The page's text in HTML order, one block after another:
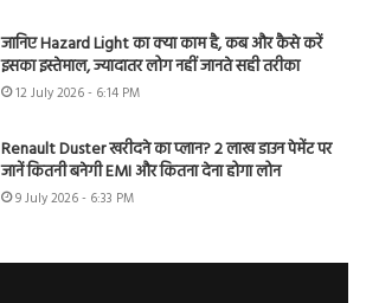
जानिए Hazard Light का क्या काम है, कब और कैसे करें
इसका इस्तेमाल, ज्यादातर लोग नहीं जानते सही तरीका
12 July 2026 - 6:14 PM
Renault Duster खरीदने का प्लान? 2 लाख डाउन पेमेंट पर
जानें कितनी बनेगी EMI और कितना देना होगा लोन
9 July 2026 - 6:33 PM